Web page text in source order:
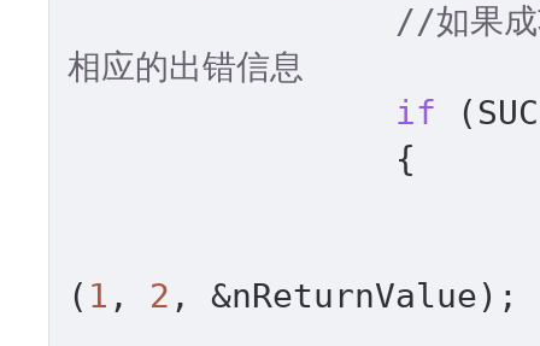
//如果成
相应的出错信息
if
( 1 , 2 , &nReturnValue);